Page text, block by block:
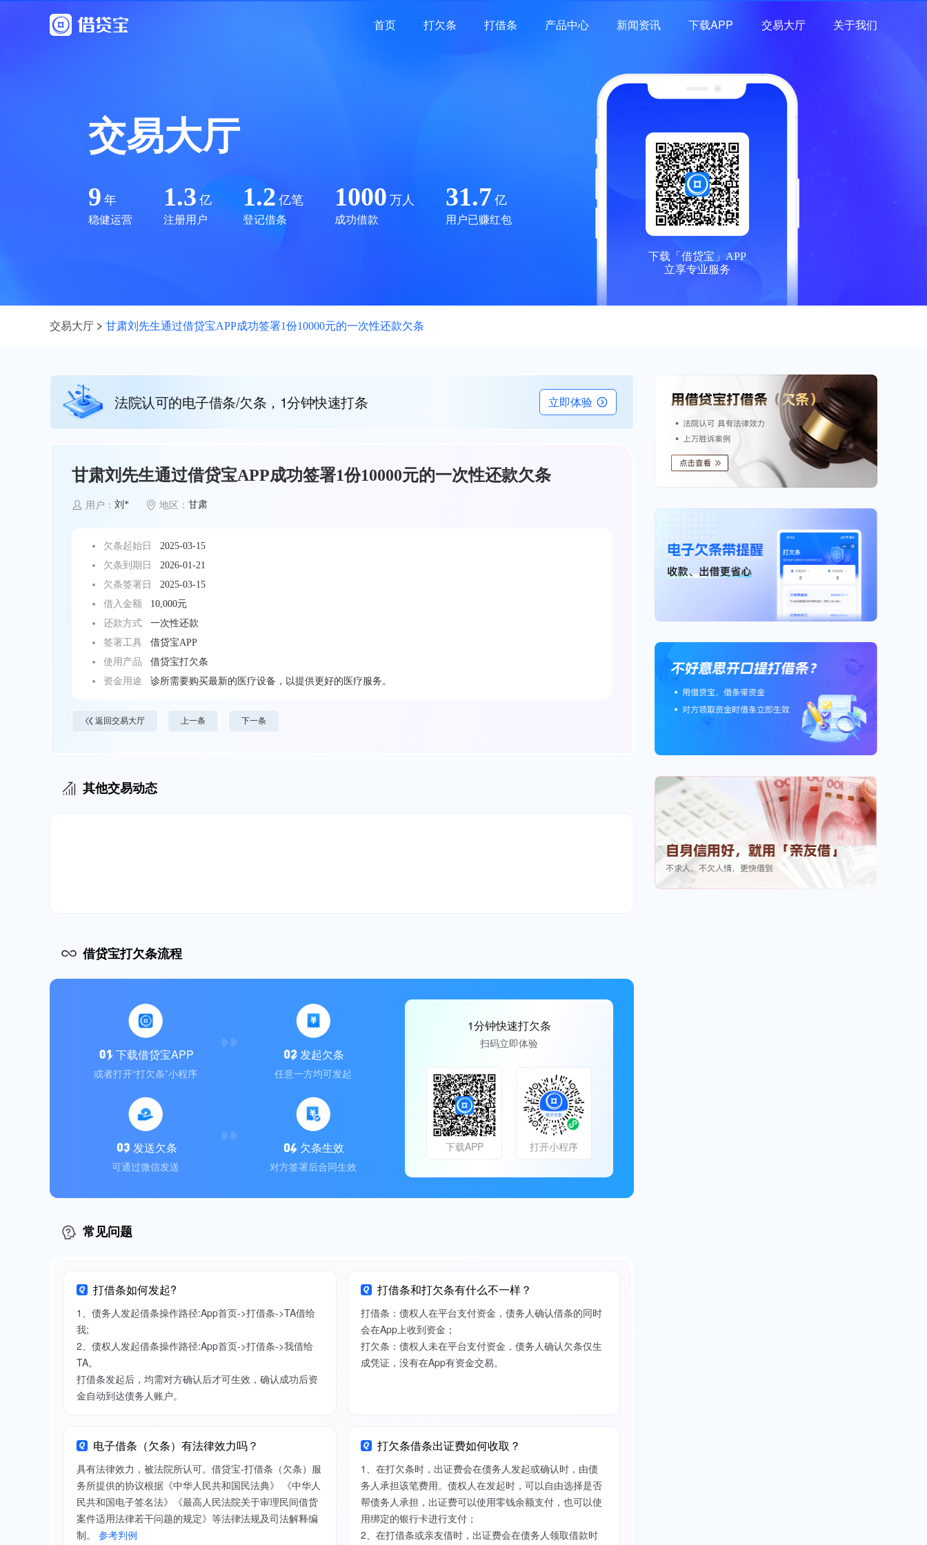
首页 打欠条 打借条 产品中心 新闻资讯 下载APP 交易大厅 关于我们
交易大厅
9 年
稳健运营
1.3 亿
注册用户
1.2 亿笔
登记借条
1000 万人
成功借款
31.7 亿
用户已赚红包
下载「借贷宝」APP
立享专业服务
交易大厅 甘肃刘先生通过借贷宝APP成功签署1份10000元的一次性还款欠条
法院认可的电子借条/欠条，1分钟快速打条 立即体验
甘肃刘先生通过借贷宝APP成功签署1份10000元的一次性还款欠条
用户： 刘* 地区： 甘肃
欠条起始日
2025-03-15
欠条到期日
2026-01-21
欠条签署日
2025-03-15
借入金额
10,000元
还款方式
一次性还款
签署工具
借贷宝APP
使用产品
借贷宝打欠条
资金用途
诊所需要购买最新的医疗设备，以提供更好的医疗服务。
返回交易大厅 上一条 下一条
其他交易动态
借贷宝打欠条流程
下载借贷宝APP
或者打开“打欠条”小程序
发起欠条
任意一方均可发起
发送欠条
可通过微信发送
欠条生效
对方签署后合同生效
1分钟快速打欠条
扫码立即体验
下载APP 打开小程序
常见问题
打借条如何发起?
1、债务人发起借条操作路径:App首页->打借条->TA借给
我;
2、债权人发起借条操作路径:App首页->打借条->我借给
TA。
打借条发起后，均需对方确认后才可生效，确认成功后资
金自动到达债务人账户。
打借条和打欠条有什么不一样？
打借条：债权人在平台支付资金，债务人确认借条的同时
会在App上收到资金；
打欠条：债权人未在平台支付资金，债务人确认欠条仅生
成凭证，没有在App有资金交易。
电子借条（欠条）有法律效力吗？
具有法律效力，被法院所认可。借贷宝-打借条（欠条）服
务所提供的协议根据《中华人民共和国民法典》 《中华人
民共和国电子签名法》《最高人民法院关于审理民间借货
案件适用法律若干问题的规定》等法律法规及司法解释编
制。 参考判例
打欠条借条出证费如何收取？
1、在打欠条时，出证费会在债务人发起或确认时，由债
务人承担该笔费用。债权人在发起时，可以自由选择是否
帮债务人承担，出证费可以使用零钱余额支付，也可以使
用绑定的银行卡进行支付；
2、在打借条或亲友借时，出证费会在债务人领取借款时